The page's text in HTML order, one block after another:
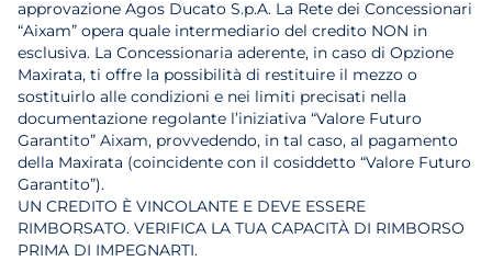
approvazione Agos Ducato S.p.A. La Rete dei Concessionari
“Aixam” opera quale intermediario del credito NON in
esclusiva. La Concessionaria aderente, in caso di Opzione
Maxirata, ti offre la possibilità di restituire il mezzo o
sostituirlo alle condizioni e nei limiti precisati nella
documentazione regolante l’iniziativa “Valore Futuro
Garantito” Aixam, provvedendo, in tal caso, al pagamento
della Maxirata (coincidente con il cosiddetto “Valore Futuro
Garantito”).
UN CREDITO È VINCOLANTE E DEVE ESSERE
RIMBORSATO. VERIFICA LA TUA CAPACITÀ DI RIMBORSO
PRIMA DI IMPEGNARTI.